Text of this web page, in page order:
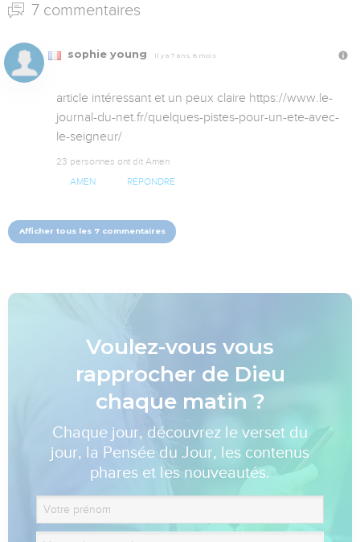
7 commentaires
sophie young Il y a 7 ans, 8 mois
article intéressant et un peux claire https://www.le-
journal-du-net.fr/quelques-pistes-pour-un-ete-avec-
le-seigneur/
23 personnes ont dit Amen
AMEN RÉPONDRE
Afficher tous les 7 commentaires
Voulez-vous vous
rapprocher de Dieu
chaque matin ?
Chaque jour, découvrez le verset du
jour, la Pensée du Jour, les contenus
phares et les nouveautés.